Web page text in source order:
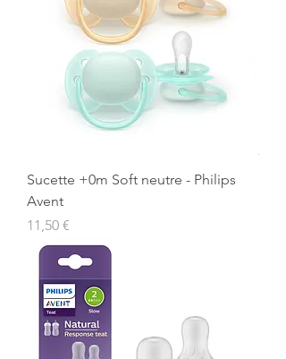
Sucette +0m Soft neutre - Philips
Avent
Prix
11,50 €